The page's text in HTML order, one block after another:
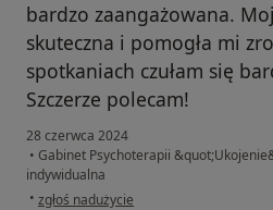
bardzo zaangażowana.
skuteczna i pomogła mi
spotkaniach czułam się
Szczerze polecam!
28 czerwca 2024
• Gabinet Psychoterapii
indywidualna
• w opinii użytkownika Joanna
zgłoś nadużycie